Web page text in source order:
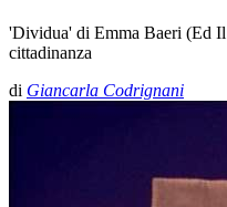
'Dividua' di Emma Baeri (Ed
cittadinanza
di Giancarla Codrignani